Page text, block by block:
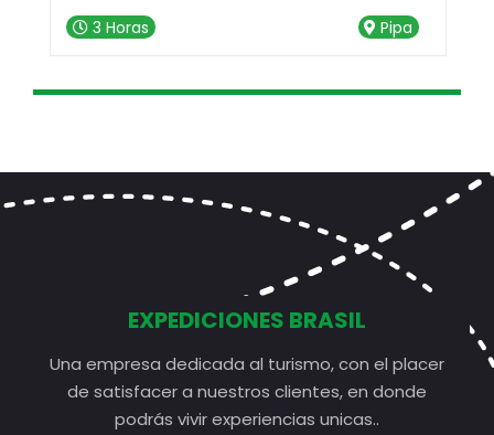
servicio de transfer está listo para hacer
3 Horas Pipa
EXPEDICIONES BRASIL
Una empresa dedicada al turismo, con el placer
de satisfacer a nuestros clientes, en donde
podrás vivir experiencias unicas..